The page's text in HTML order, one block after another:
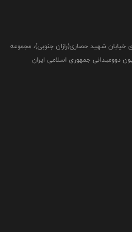
خیابان شهید حصاری(رازان جنوبی)، مجموعه
دوومیدانی جمهوری اسلامی ایران